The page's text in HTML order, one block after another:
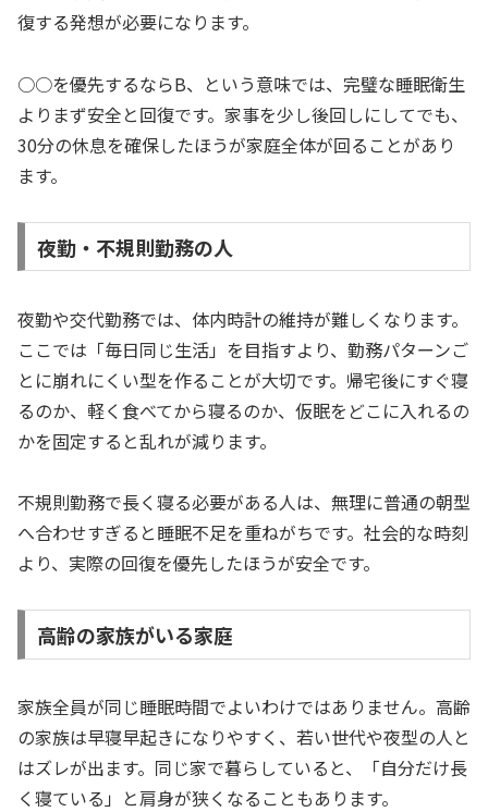
復する発想が必要になります。
○○を優先するならB、という意味では、完璧な睡眠衛生
よりまず安全と回復です。家事を少し後回しにしてでも、
30分の休息を確保したほうが家庭全体が回ることがあり
ます。
夜勤・不規則勤務の人
夜勤や交代勤務では、体内時計の維持が難しくなります。
ここでは「毎日同じ生活」を目指すより、勤務パターンご
とに崩れにくい型を作ることが大切です。帰宅後にすぐ寝
るのか、軽く食べてから寝るのか、仮眠をどこに入れるの
かを固定すると乱れが減ります。
不規則勤務で長く寝る必要がある人は、無理に普通の朝型
へ合わせすぎると睡眠不足を重ねがちです。社会的な時刻
より、実際の回復を優先したほうが安全です。
高齢の家族がいる家庭
家族全員が同じ睡眠時間でよいわけではありません。高齢
の家族は早寝早起きになりやすく、若い世代や夜型の人と
はズレが出ます。同じ家で暮らしていると、「自分だけ長
く寝ている」と肩身が狭くなることもあります。